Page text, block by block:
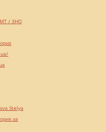
/ ЗНО
Stelya
за